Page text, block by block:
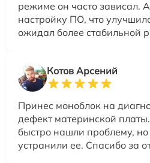
режиме он часто зависал.
настройку ПО, что
ожидал более стабильной
Котов Арсений
Принес моноблок на
дефект материнской
быстро нашли проблему, но
устранили ее. Спасибо за